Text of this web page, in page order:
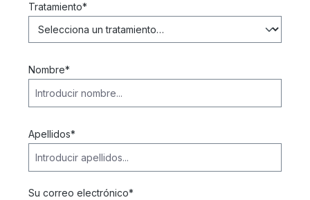
Tratamiento*
Nombre*
Apellidos*
Su correo electrónico*